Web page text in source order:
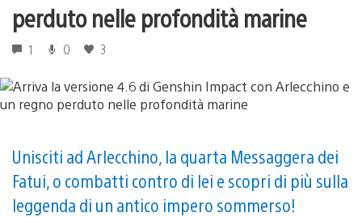
perduto nelle profondità marine
1 0 3
Unisciti ad Arlecchino, la quarta Messaggera dei
Fatui, o combatti contro di lei e scopri di più sulla
leggenda di un antico impero sommerso!